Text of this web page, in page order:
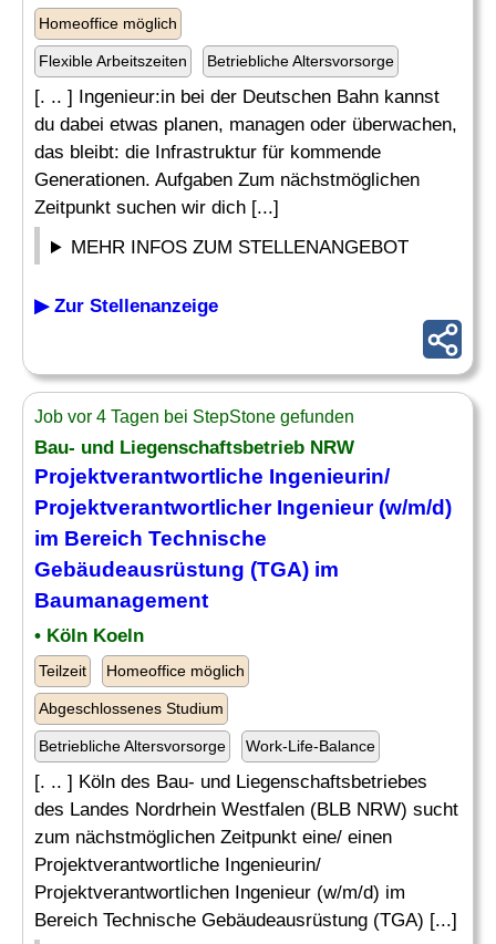
Homeoffice möglich
Flexible Arbeitszeiten Betriebliche Altersvorsorge
[. .. ] Ingenieur:in bei der Deutschen Bahn kannst
du dabei etwas planen, managen oder überwachen,
das bleibt: die Infrastruktur für kommende
Generationen. Aufgaben Zum nächstmöglichen
Zeitpunkt suchen wir dich [...]
MEHR INFOS ZUM STELLENANGEBOT
▶ Zur Stellenanzeige
Job vor 4 Tagen bei StepStone gefunden
Bau- und Liegenschaftsbetrieb NRW
Projektverantwortliche Ingenieurin/
Projektverantwortlicher Ingenieur (w/m/d)
im Bereich Technische
Gebäudeausrüstung (TGA) im
Baumanagement
• Köln Koeln
Teilzeit Homeoffice möglich
Abgeschlossenes Studium
Betriebliche Altersvorsorge Work-Life-Balance
[. .. ] Köln des Bau- und Liegenschaftsbetriebes
des Landes Nordrhein Westfalen (BLB NRW) sucht
zum nächstmöglichen Zeitpunkt eine/ einen
Projektverantwortliche Ingenieurin/
Projektverantwortlichen Ingenieur (w/m/d) im
Bereich Technische Gebäudeausrüstung (TGA) [...]